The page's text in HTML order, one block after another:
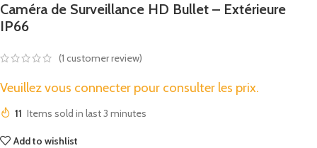
Caméra de Surveillance HD Bullet – Extérieure
IP66
(1 customer review)
Veuillez vous connecter pour consulter les prix.
11 Items sold in last 3 minutes
Add to wishlist